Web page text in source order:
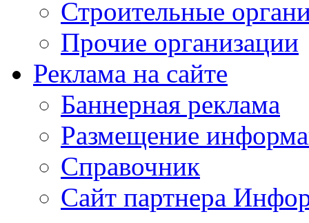
Строительные
Прочие организации
Реклама на сайте
Баннерная реклама
Размещение
Справочник
Сайт партнера